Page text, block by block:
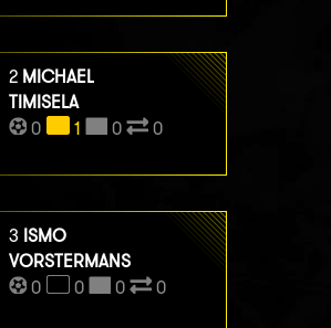
2 MICHAEL
TIMISELA
0
1 0 0
3 ISMO
VORSTERMANS
0
0 0 0